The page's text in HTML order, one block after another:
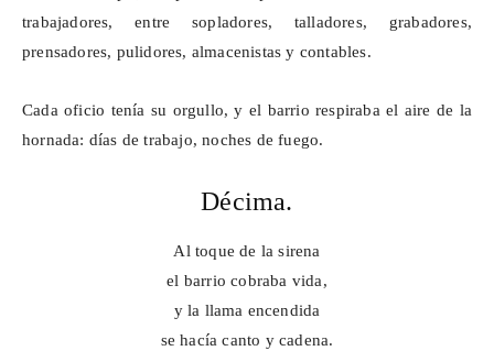
trabajadores, entre sopladores, talladores, grabadores,
prensadores, pulidores, almacenistas y contables.
Cada oficio tenía su orgullo, y el barrio respiraba el aire de la
hornada: días de trabajo, noches de fuego.
Décima.
Al toque de la sirena
el barrio cobraba vida,
y la llama encendida
se hacía canto y cadena.